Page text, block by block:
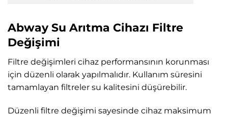
Abway Su Arıtma Cihazı Filtre
Değişimi
Filtre değişimleri cihaz performansının korunması
için düzenli olarak yapılmalıdır. Kullanım süresini
tamamlayan filtreler su kalitesini düşürebilir.
Düzenli filtre değişimi sayesinde cihaz maksimum